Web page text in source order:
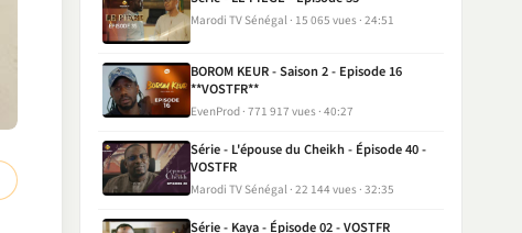
Marodi TV Sénégal 15 065 vues 24:51
BOROM KEUR - Saison 2 - Episode 16
**VOSTFR**
EvenProd 771 917 vues 40:27
Série - L'épouse du Cheikh - Épisode 40 -
VOSTFR
Marodi TV Sénégal 22 144 vues 32:35
Série - Kaya - Épisode 02 - VOSTFR